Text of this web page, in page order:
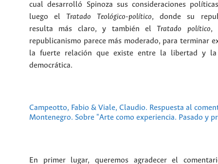
cual desarrolló Spinoza sus consideraciones
luego elTratado Teológico-político, donde su
resulta más claro, y también elTratado político,
republicanismo parece más moderado, para terminar
la fuerte relación que existe entre la libertad y la
democrática.
Campeotto, Fabio & Viale, Claudio. Respuesta al
Montenegro. Sobre "Arte como experiencia. Pasado y
En primer lugar, queremos agradecer el